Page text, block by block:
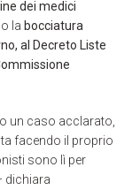
dei medici
la bocciatura
al Decreto Liste
un caso acclarato,
facendo il proprio
sono lì per
dichiara